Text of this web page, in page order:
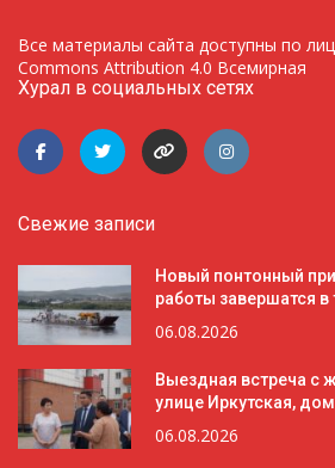
Все материалы сайта доступны по
Commons Attribution 4.0 Всемирная
Хурал в социальных сетях
Свежие записи
Новый понтонный
работы завершатся в
06.08.2026
Выездная встреча с
улице Иркутская,
06.08.2026